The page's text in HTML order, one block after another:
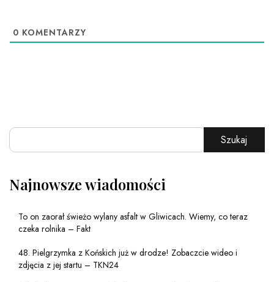
0 KOMENTARZY
Szukaj
Najnowsze wiadomości
To on zaorał świeżo wylany asfalt w Gliwicach. Wiemy, co teraz
czeka rolnika – Fakt
48. Pielgrzymka z Końskich już w drodze! Zobaczcie wideo i
zdjęcia z jej startu – TKN24